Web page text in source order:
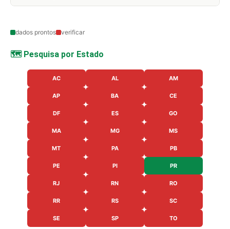
dados prontos verificar
🗺️ Pesquisa por Estado
AC AL AM
AP BA CE
DF ES GO
MA MG MS
MT PA PB
PE PI PR
RJ RN RO
RR RS SC
SE SP TO